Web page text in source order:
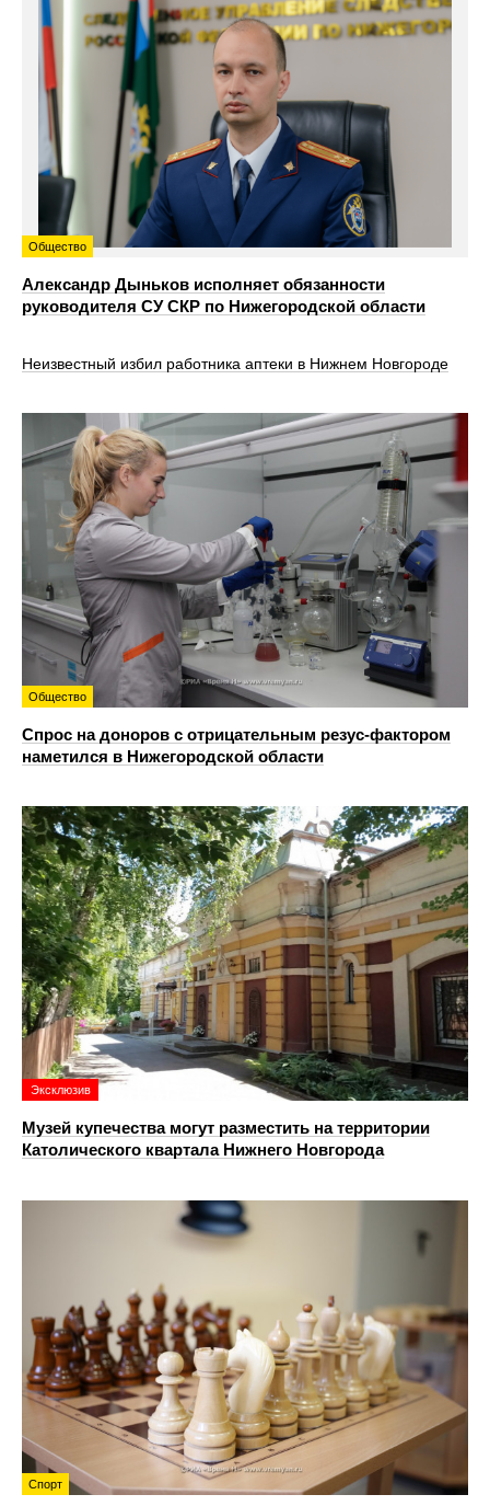
Общество
Александр Дыньков исполняет обязанности
руководителя СУ СКР по Нижегородской области
Неизвестный избил работника аптеки в Нижнем Новгороде
Общество
Спрос на доноров с отрицательным резус-фактором
наметился в Нижегородской области
Эксклюзив
Музей купечества могут разместить на территории
Католического квартала Нижнего Новгорода
Спорт